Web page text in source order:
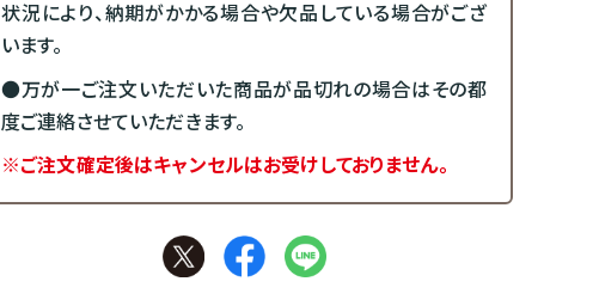
状況により、納期がかかる場合や欠品している場合がござ
います。
●万が一ご注文いただいた商品が品切れの場合はその都
度ご連絡させていただきます。
※ご注文確定後はキャンセルはお受けしておりません。